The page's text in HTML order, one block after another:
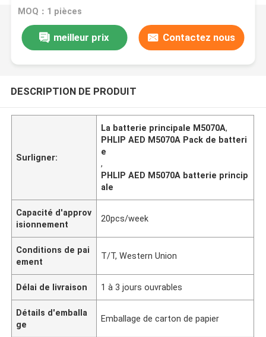
MOQ：1 pièces
meilleur prix Contactez nous
DESCRIPTION DE PRODUIT
Surligner:
La batterie principale M5070A,
PHLIP AED M5070A Pack de batteri
e
,
PHLIP AED M5070A batterie princip
ale
Capacité d'approv
isionnement
20pcs/week
Conditions de pai
ement
T/T, Western Union
Délai de livraison 1 à 3 jours ouvrables
Détails d'emballa
ge
Emballage de carton de papier